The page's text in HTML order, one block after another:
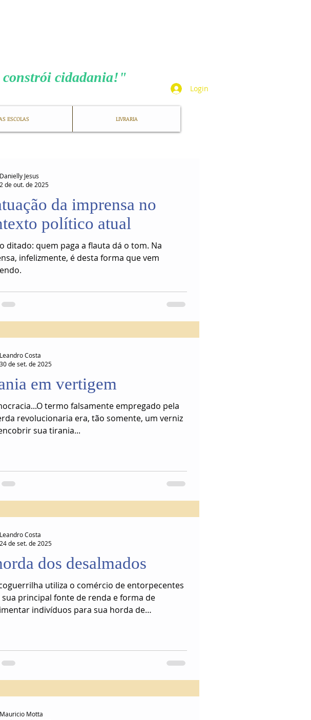
constrói cidadania!"
Login
da imprensa no
político atual
o ditado: quem paga a flauta dá o tom. Na
infelizmente, é desta forma que vem
Danielly Jesus
2 de out. de 2025
em vertigem
termo falsamente empregado pela
revolucionaria era, tão somente, um verniz
sua tirania...
Leandro Costa
30 de set. de 2025
dos desalmados
utiliza o comércio de entorpecentes
sua principal fonte de renda e forma de
indivíduos para sua horda de
Leandro Costa
24 de set. de 2025
Mauricio Motta
ESCOLAS LIVRARIA